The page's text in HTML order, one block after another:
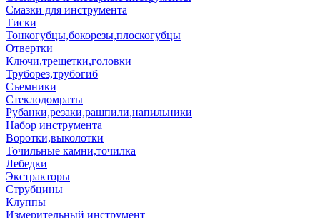
Смазки для инструмента
Тиски
Тонкогубцы,бокорезы,плоскогубцы
Отвертки
Ключи,трещетки,головки
Труборез,трубогиб
Съемники
Стеклодомраты
Рубанки,резаки,рашпили,напильники
Набор инструмента
Воротки,выколотки
Точильные камни,точилка
Лебедки
Экстракторы
Струбцины
Клуппы
Измерительный инструмент